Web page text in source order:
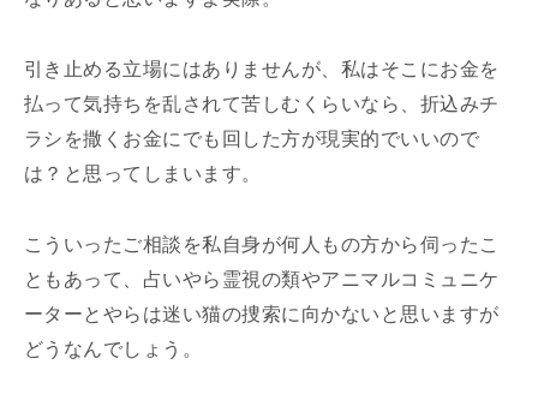
引き止める立場にはありませんが、私はそこにお金を
払って気持ちを乱されて苦しむくらいなら、折込みチ
ラシを撒くお金にでも回した方が現実的でいいので
は？と思ってしまいます。
こういったご相談を私自身が何人もの方から伺ったこ
ともあって、占いやら霊視の類やアニマルコミュニケ
ーターとやらは迷い猫の捜索に向かないと思いますが
どうなんでしょう。